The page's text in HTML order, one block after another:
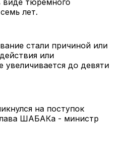
лет.
стали причиной или
или
увеличивается до девяти
на поступок
ШАБАКа - министр